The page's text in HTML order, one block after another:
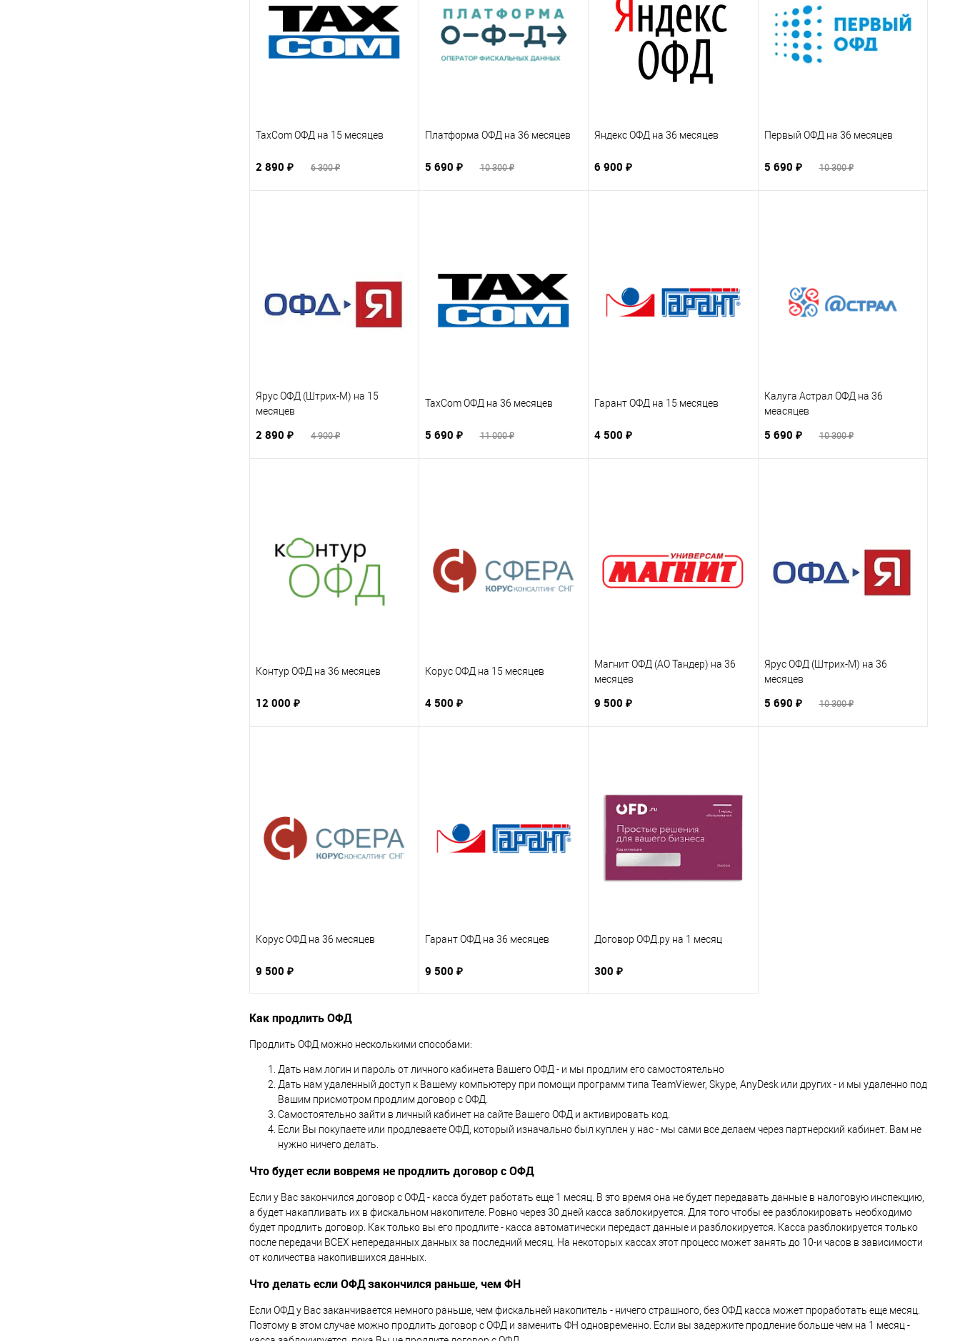
TaxCom ОФД на 15 месяцев
2 890 ₽ 6 300 ₽
Платформа ОФД на 36 месяцев
5 690 ₽ 10 300 ₽
Яндекс ОФД на 36 месяцев
6 900 ₽
Первый ОФД на 36 месяцев
5 690 ₽ 10 300 ₽
Ярус ОФД (Штрих-М) на 15
месяцев
2 890 ₽ 4 900 ₽
TaxCom ОФД на 36 месяцев
5 690 ₽ 11 000 ₽
Гарант ОФД на 15 месяцев
4 500 ₽
Калуга Астрал ОФД на 36
меасяцев
5 690 ₽ 10 300 ₽
Контур ОФД на 36 месяцев
12 000 ₽
Корус ОФД на 15 месяцев
4 500 ₽
Магнит ОФД (АО Тандер) на 36
месяцев
9 500 ₽
Ярус ОФД (Штрих-М) на 36
месяцев
5 690 ₽ 10 300 ₽
Корус ОФД на 36 месяцев
9 500 ₽
Гарант ОФД на 36 месяцев
9 500 ₽
Договор ОФД.ру на 1 месяц
300 ₽
Как продлить ОФД
Продлить ОФД можно несколькими способами:
Дать нам логин и пароль от личного кабинета Вашего ОФД - и мы продлим его самостоятельно
Дать нам удаленный доступ к Вашему компьютеру при помощи программ типа TeamViewer, Skype, AnyDesk или других - и мы удаленно под
Вашим присмотром продлим договор с ОФД.
Самостоятельно зайти в личный кабинет на сайте Вашего ОФД и активировать код.
Если Вы покупаете или продлеваете ОФД, который изначально был куплен у нас - мы сами все делаем через партнерский кабинет. Вам не
нужно ничего делать.
Что будет если вовремя не продлить договор с ОФД
Если у Вас закончился договор с ОФД - касса будет работать еще 1 месяц. В это время она не будет передавать данные в налоговую инспекцию,
а будет накапливать их в фискальном накопителе. Ровно через 30 дней касса заблокируется. Для того чтобы ее разблокировать необходимо
будет продлить договор. Как только вы его продлите - касса автоматически передаст данные и разблокируется. Касса разблокируется только
после передачи ВСЕХ непереданных данных за последний месяц. На некоторых кассах этот процесс может занять до 10-и часов в зависимости
от количества накопившихся данных.
Что делать если ОФД закончился раньше, чем ФН
Если ОФД у Вас заканчивается немного раньше, чем фискальней накопитель - ничего страшного, без ОФД касса может проработать еще месяц.
Поэтому в этом случае можно продлить договор с ОФД и заменить ФН одновременно. Если вы задержите продление больше чем на 1 месяц -